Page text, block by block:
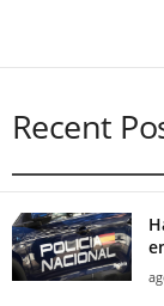
Recent